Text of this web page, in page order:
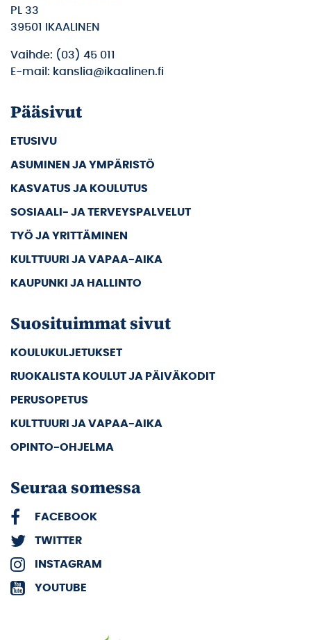
PL 33
39501 IKAALINEN
Vaihde: (03) 45 011
E-mail: kanslia@ikaalinen.fi
Pääsivut
ETUSIVU
ASUMINEN JA YMPÄRISTÖ
KASVATUS JA KOULUTUS
SOSIAALI- JA TERVEYSPALVELUT
TYÖ JA YRITTÄMINEN
KULTTUURI JA VAPAA-AIKA
KAUPUNKI JA HALLINTO
Suosituimmat sivut
KOULUKULJETUKSET
RUOKALISTA KOULUT JA PÄIVÄKODIT
PERUSOPETUS
KULTTUURI JA VAPAA-AIKA
OPINTO-OHJELMA
Seuraa somessa
FACEBOOK
TWITTER
INSTAGRAM
YOUTUBE